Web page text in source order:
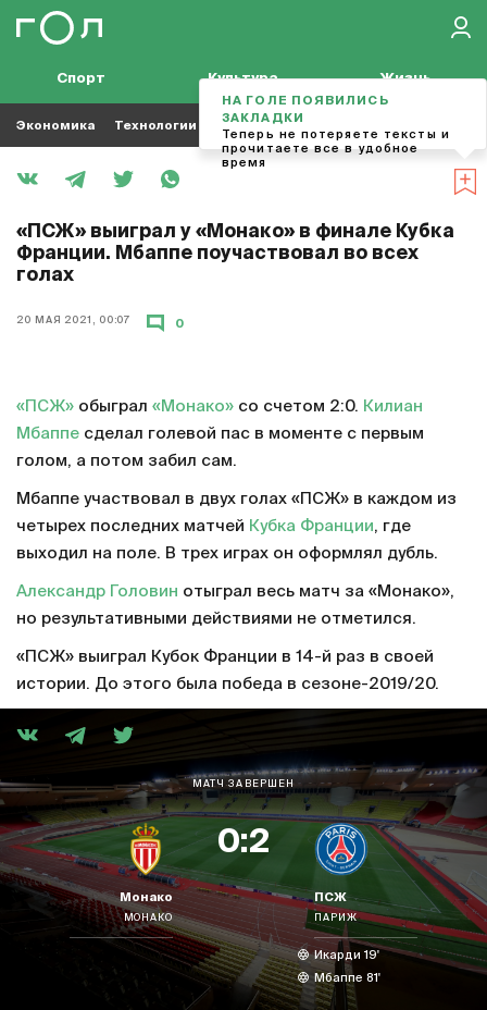
Спорт Культура Жизнь
Экономика Технологии Кино Футбол
«ПСЖ» выиграл у «Монако» в финале Кубка
Франции. Мбаппе поучаствовал во всех
голах
20 МАЯ 2021, 00:07 0
«ПСЖ» обыграл «Монако» со счетом 2:0. Килиан
Мбаппе сделал голевой пас в моменте с первым
голом, а потом забил сам.
Мбаппе участвовал в двух голах «ПСЖ» в каждом из
четырех последних матчей Кубка Франции, где
выходил на поле. В трех играх он оформлял дубль.
Александр Головин отыграл весь матч за «Монако»,
но результативными действиями не отметился.
«ПСЖ» выиграл Кубок Франции в 14-й раз в своей
истории. До этого была победа в сезоне-2019/20.
МАТЧ ЗАВЕРШЕН
Монако
МОНАКО
0:2
ПСЖ
ПАРИЖ
Икарди 19'
Мбаппе 81'
НА ГОЛЕ ПОЯВИЛИСЬ
ЗАКЛАДКИ
Теперь не потеряете тексты и
прочитаете все в удобное
время